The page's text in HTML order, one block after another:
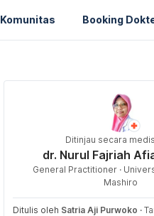
Komunitas Booking
Ditinjau secara
dr. Nurul Fajriah
General Practitioner ·
Mashiro
Ditulis oleh Satria Aji Purwoko ·